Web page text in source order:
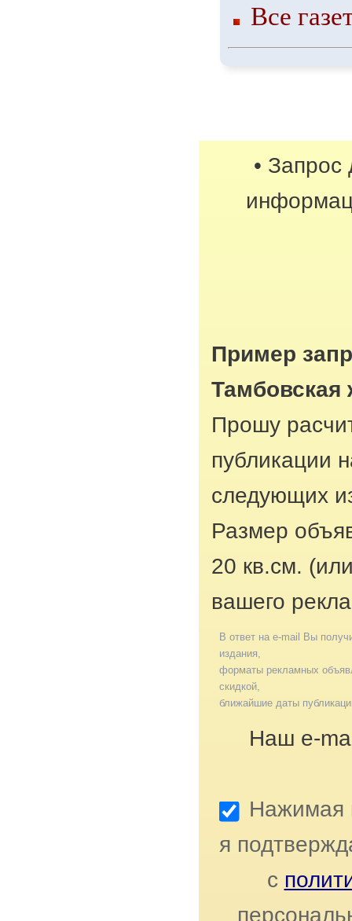
Все
• Запрос
Пример
Тамбовская
Прошу
публикации
следующих
Размер
20 кв.см.
вашего
В ответ на e-mail Вы
издания,
форматы рекламных
скидкой,
ближайшие даты
Наш e-
Нажимая
я
с